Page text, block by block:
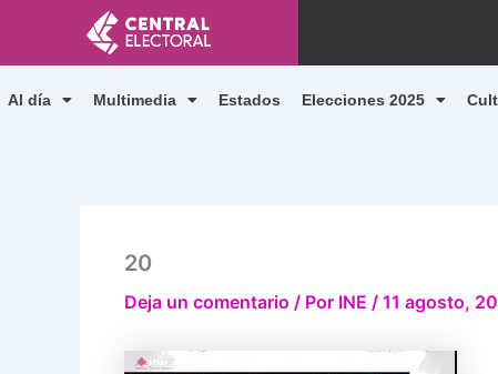
contenido
Al día Multimedia Estados Elecciones 2025
20
Deja un comentario / Por INE / 11 agosto,